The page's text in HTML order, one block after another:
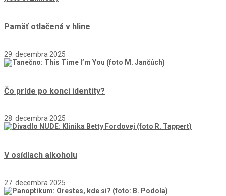
Pamäť otlačená v hline
29. decembra 2025
Čo príde po konci identity?
28. decembra 2025
V osídlach alkoholu
27. decembra 2025